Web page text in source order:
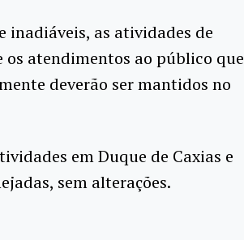
inadiáveis, as atividades de
os atendimentos ao público que
deverão ser mantidos no
em Duque de Caxias e
sem alterações.